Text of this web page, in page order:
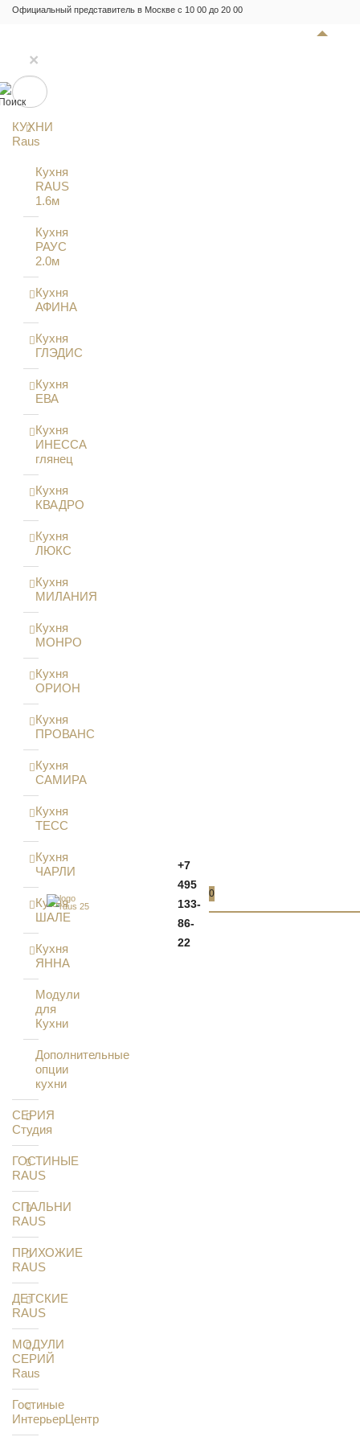
Официальный представитель в Москве с 10 00 до 20 00
×
КУХНИ
Raus
Кухня
RAUS
1.6м
Кухня
РАУС
2.0м
Кухня
АФИНА
Кухня
ГЛЭДИС
Кухня
ЕВА
Кухня
ИНЕССА
глянец
Кухня
КВАДРО
Кухня
ЛЮКС
Кухня
МИЛАНИЯ
Кухня
МОНРО
Кухня
ОРИОН
Кухня
ПРОВАНС
Кухня
САМИРА
Кухня
ТЕСС
Кухня
ЧАРЛИ
Кухня
ШАЛЕ
Кухня
ЯННА
Модули
для
Кухни
Дополнительные
опции
кухни
СЕРИЯ
Студия
ГОСТИНЫЕ
RAUS
СПАЛЬНИ
RAUS
ПРИХОЖИЕ
RAUS
ДЕТСКИЕ
RAUS
МОДУЛИ
СЕРИЙ
Raus
Гостиные
ИнтерьерЦентр
+7
495
133-
86-
22
0